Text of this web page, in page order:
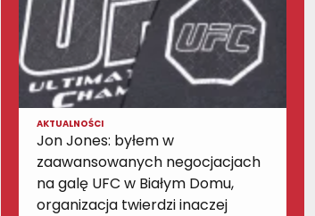
AKTUALNOŚCI
Jon Jones: byłem w
zaawansowanych negocjacjach
na galę UFC w Białym Domu,
organizacja twierdzi inaczej